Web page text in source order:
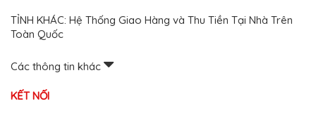
TỈNH KHÁC: Hệ Thống Giao Hàng và Thu Tiền Tại Nhà Trên
Toàn Quốc
Các thông tin khác
KẾT NỐI